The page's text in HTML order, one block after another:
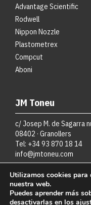
Advantage Scientific
Rodwell
Nippon Nozzle
Plastometrex
Compcut
Aboni
JM Toneu
c/ Josep M. de Sagarra
08402 · Granollers
Tel: +34 93 870 18 14
info@jmtoneu.com
Copyright JM·toneu SL
Utilizamos cookies para
nuestra web.
Puedes aprender más
desactivarlas en los